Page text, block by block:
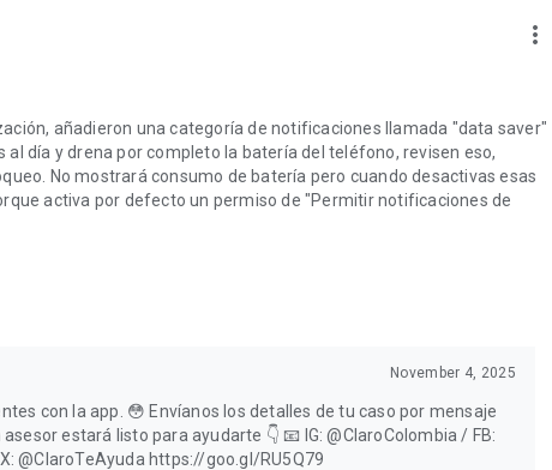
more_vert
añadieron una categoría de notificaciones llamada "data saver"
día y drena por completo la batería del teléfono, revisen eso,
No mostrará consumo de batería pero cuando desactivas esas
activa por defecto un permiso de "Permitir notificaciones de
November 4, 2025
con la app. 😳 Envíanos los detalles de tu caso por mensaje
estará listo para ayudarte 👇 📧 IG: @ClaroColombia / FB:
@ClaroTeAyuda https://goo.gl/RU5Q79